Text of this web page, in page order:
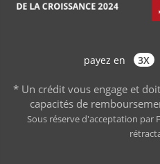
payez en 3X
* Un crédit vous engage et
capacités de
Sous réserve d'acceptation par